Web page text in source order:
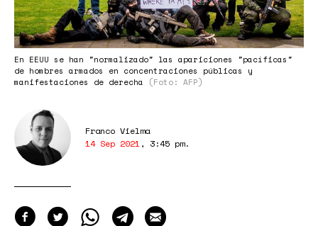
En EEUU se han "normalizado" las apariciones "pacíficas"
de hombres armados en concentraciones públicas y
manifestaciones de derecha
(Foto: AFP)
Franco Vielma
14 Sep 2021, 3:45 pm.